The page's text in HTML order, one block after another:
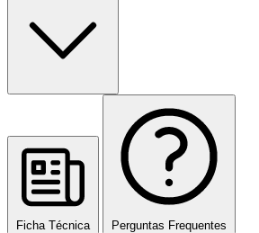
Ficha Técnica Perguntas Frequentes